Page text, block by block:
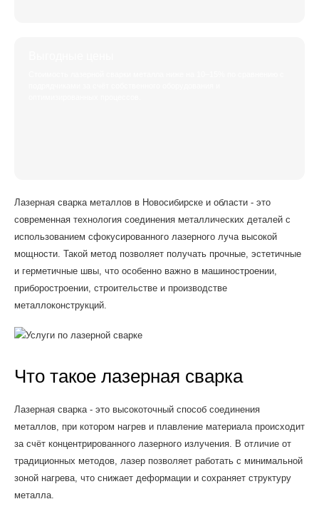
Лазерная сварка металлов в Новосибирске и области - это
современная технология соединения металлических деталей с
использованием сфокусированного лазерного луча высокой
мощности. Такой метод позволяет получать прочные, эстетичные
и герметичные швы, что особенно важно в машиностроении,
приборостроении, строительстве и производстве
металлоконструкций.
Что такое лазерная сварка
Лазерная сварка - это высокоточный способ соединения
металлов, при котором нагрев и плавление материала происходит
за счёт концентрированного лазерного излучения. В отличие от
традиционных методов, лазер позволяет работать с минимальной
зоной нагрева, что снижает деформации и сохраняет структуру
металла.